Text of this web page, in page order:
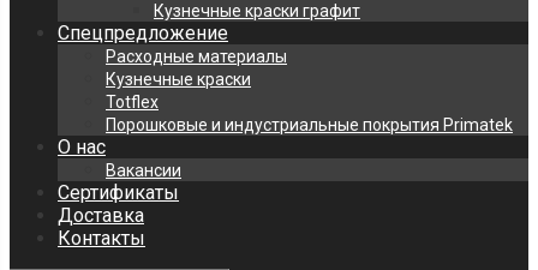
Кузнечные краски графит
Спецпредложение
Расходные материалы
Кузнечные краски
Totflex
Порошковые и индустриальные покрытия Primatek
О нас
Вакансии
Сертификаты
Доставка
Контакты